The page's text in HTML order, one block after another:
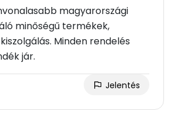
magyarországi
minőségű termékek,
Minden rendelés
jár.
Jelentés